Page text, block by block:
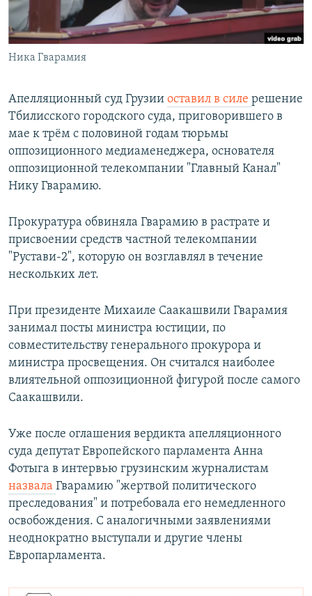
Все сайты РСЕ/РС
Ника Гварамия
Апелляционный суд Грузии оставил в силе решение
Тбилисского городского суда, приговорившего в
мае к трём с половиной годам тюрьмы
оппозиционного медиаменеджера, основателя
оппозиционной телекомпании "Главный Канал"
Нику Гварамию.
Прокуратура обвиняла Гварамию в растрате и
присвоении средств частной телекомпании
"Рустави-2", которую он возглавлял в течение
нескольких лет.
При президенте Михаиле Саакашвили Гварамия
занимал посты министра юстиции, по
совместительству генерального прокурора и
министра просвещения. Он считался наиболее
влиятельной оппозиционной фигурой после самого
Саакашвили.
Уже после оглашения вердикта апелляционного
суда депутат Европейского парламента Анна
Фотыга в интервью грузинским журналистам
назвала Гварамию "жертвой политического
преследования" и потребовала его немедленного
освобождения. С аналогичными заявлениями
неоднократно выступали и другие члены
Европарламента.